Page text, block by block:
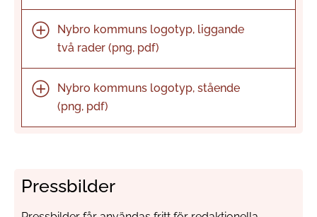
Nybro kommuns logotyp, liggande
två rader (png, pdf)
Nybro kommuns logotyp, stående
(png, pdf)
Pressbilder